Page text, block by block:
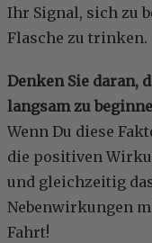
Ihr Signal, sich zu
Flasche zu trinken.
Denken Sie daran,
langsam zu
Wenn Du diese
die positiven
und gleichzeitig
Nebenwirkungen
Fahrt!